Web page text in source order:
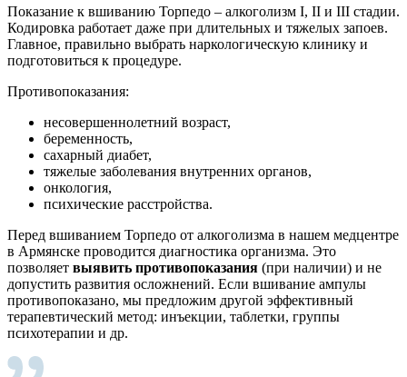
Показание к вшиванию Торпедо – алкоголизм I, II и III стадии.
Кодировка работает даже при длительных и тяжелых запоев.
Главное, правильно выбрать наркологическую клинику и
подготовиться к процедуре.
Противопоказания:
несовершеннолетний возраст,
беременность,
сахарный диабет,
тяжелые заболевания внутренних органов,
онкология,
психические расстройства.
Перед вшиванием Торпедо от алкоголизма в нашем медцентре
в Армянске проводится диагностика организма. Это
позволяет выявить противопоказания (при наличии) и не
допустить развития осложнений. Если вшивание ампулы
противопоказано, мы предложим другой эффективный
терапевтический метод: инъекции, таблетки, группы
психотерапии и др.